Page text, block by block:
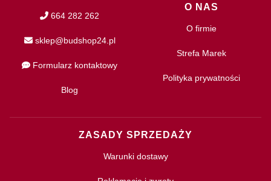
664 282 262
sklep@budshop24.pl
Formularz kontaktowy
Blog
O NAS
O firmie
Strefa Marek
Polityka prywatności
ZASADY SPRZEDAŻY
Warunki dostawy